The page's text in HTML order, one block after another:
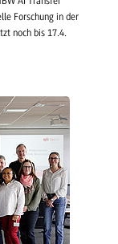
Forschung in der
noch bis 17.4.